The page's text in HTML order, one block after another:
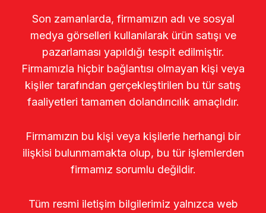
Son zamanlarda, firmamızın adı ve sosyal
medya görselleri kullanılarak ürün satışı ve
pazarlaması yapıldığı tespit edilmiştir.
Firmamızla hiçbir bağlantısı olmayan kişi veya
kişiler tarafından gerçekleştirilen bu tür satış
faaliyetleri tamamen dolandırıcılık amaçlıdır.
Firmamızın bu kişi veya kişilerle herhangi bir
ilişkisi bulunmamakta olup, bu tür işlemlerden
firmamız sorumlu değildir.
Tüm resmi iletişim bilgilerimiz yalnızca web